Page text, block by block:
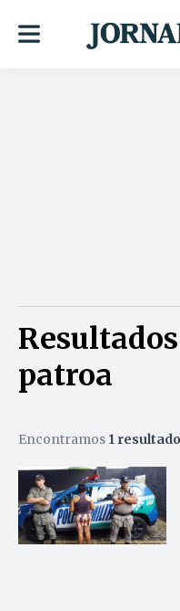
patroa
Encontramos 1 resultado